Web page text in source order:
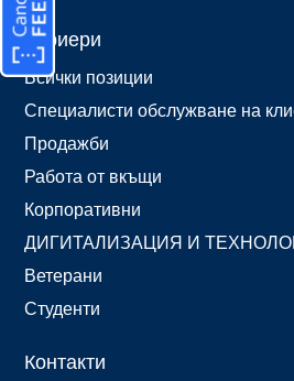
Кариери
Всички позиции
Специалисти обслужване на
Продажби
Работа от вкъщи
Корпоративни
ДИГИТАЛИЗАЦИЯ И
Ветерани
Студенти
Контакти